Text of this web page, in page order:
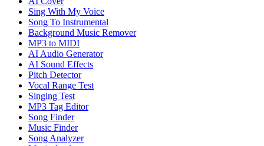
Sing With My Voice
Song To Instrumental
Background Music Remover
MP3 to MIDI
AI Audio Generator
AI Sound Effects
Pitch Detector
Vocal Range Test
Singing Test
MP3 Tag Editor
Song Finder
Music Finder
Song Analyzer